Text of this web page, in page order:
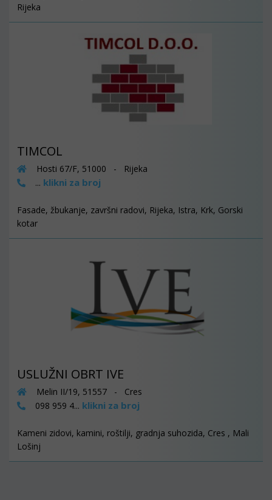
Rijeka
TIMCOL
Hosti 67/F, 51000 - Rijeka
... klikni za broj
Fasade, žbukanje, završni radovi, Rijeka, Istra, Krk, Gorski
kotar
USLUŽNI OBRT IVE
Melin II/19, 51557 - Cres
098 959 4... klikni za broj
Kameni zidovi, kamini, roštilji, gradnja suhozida, Cres , Mali
Lošinj